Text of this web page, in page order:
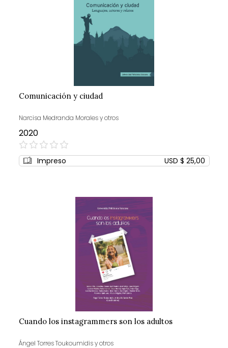
Comunicación y ciudad
Narcisa Medranda Morales y otros
2020
0%
Impreso USD $ 25,00
Cuando los instagrammers son los adultos
Ángel Torres Toukoumidis y otros